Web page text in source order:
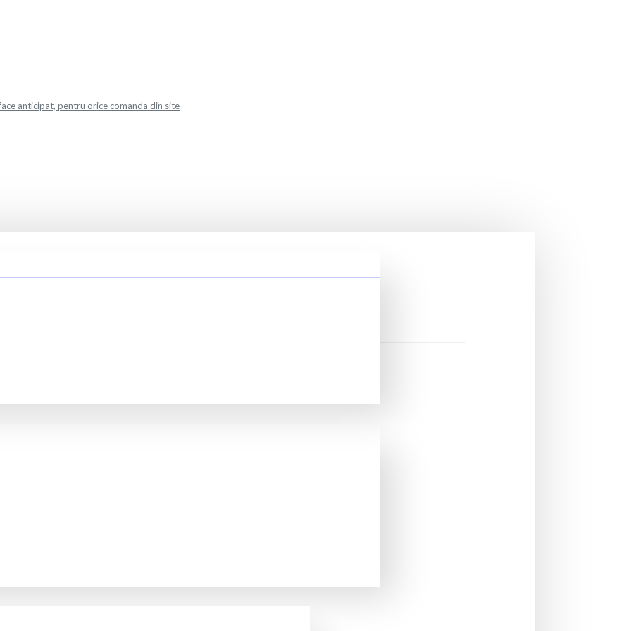
anticipat, pentru orice comanda din site